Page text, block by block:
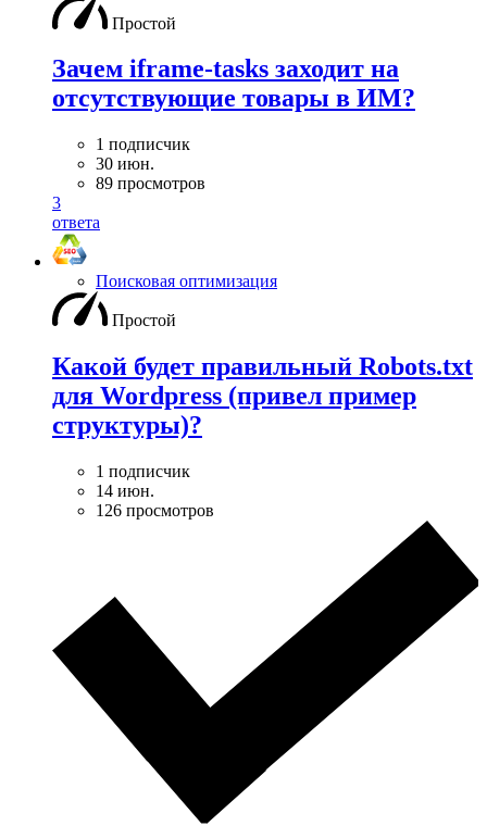
Простой
Зачем iframe-tasks заходит на
отсутствующие товары в ИМ?
1 подписчик
30 июн.
89 просмотров
3
ответа
Поисковая оптимизация
Простой
Какой будет правильный Robots.txt
для Wordpress (привел пример
структуры)?
1 подписчик
14 июн.
126 просмотров